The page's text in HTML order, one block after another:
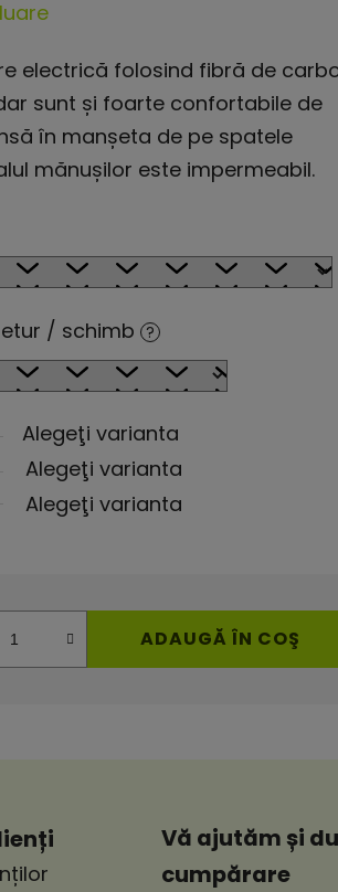
electrică folosind fibră de
sunt și foarte confortabile de
în manșeta de pe spatele
mănușilor este impermeabil.
/ schimb ?
Alegeţi varianta
Alegeţi varianta
Alegeţi varianta
ADAUGĂ ÎN COŞ
Vă ajutăm și
cumpărare